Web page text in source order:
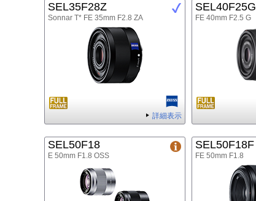
SEL35F28Z
Sonnar T* FE 35mm F2.8 ZA
詳細表示
SEL40F25G
FE 40mm F2.5 G
SEL50F18
E 50mm F1.8 OSS
SEL50F18F
FE 50mm F1.8